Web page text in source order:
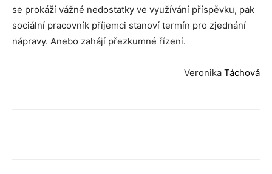
se prokáží vážné nedostatky ve využívání příspěvku, pak
sociální pracovník příjemci stanoví termín pro zjednání
nápravy. Anebo zahájí přezkumné řízení.
Veronika Táchová